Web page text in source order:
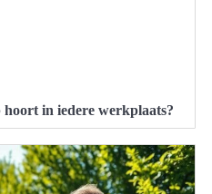
hoort in iedere werkplaats?